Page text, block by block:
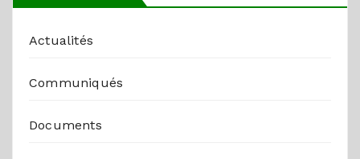
Actualités
Communiqués
Documents